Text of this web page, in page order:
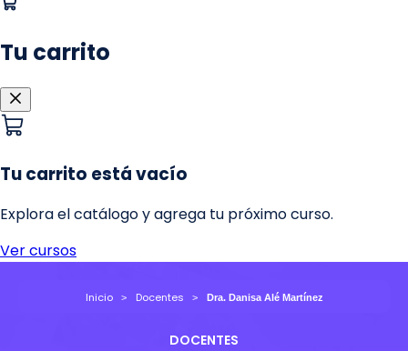
Inicio Docentes Dra. Danisa Alé Martínez
DOCENTES